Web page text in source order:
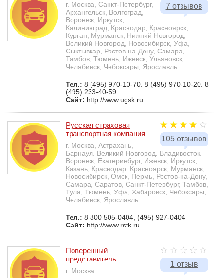
7 отзывов
г. Москва, Санкт-Петербург,
Архангельск, Волгоград,
Воронеж, Иркутск,
Калининград, Краснодар, Красноярск,
Курган, Мурманск, Нижний Новгород,
Великий Новгород, Новосибирск, Уфа,
Сыктывкар, Ростов-на-Дону, Самара,
Тамбов, Тюмень, Ижевск, Ульяновск,
Челябинск, Чебоксары, Ярославль
Тел.: 8 (495) 970-10-70, 8 (495) 970-10-20, 8
(495) 233-40-59
Сайт: http://www.ugsk.ru
105 отзывов
Русская страховая
транспортная компания
г. Москва, Астрахань,
Барнаул, Великий Новгород, Владивосток,
Воронеж, Екатеринбург, Ижевск, Иркутск,
Казань, Краснодар, Красноярск, Мурманск,
Новосибирск, Омск, Пермь, Ростов-на-Дону,
Самара, Саратов, Санкт-Петербург, Тамбов,
Тула, Тюмень, Уфа, Хабаровск, Чебоксары,
Челябинск, Ярославль
Тел.: 8 800 505-0404, (495) 927-0404
Сайт: http://www.rstk.ru
1 отзыв
Поверенный
представитель
г. Москва